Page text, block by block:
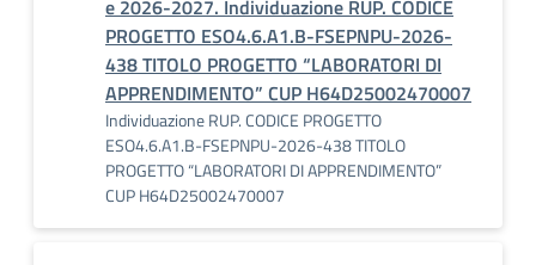
e 2026-2027. Individuazione RUP. CODICE
PROGETTO ESO4.6.A1.B-FSEPNPU-2026-
438 TITOLO PROGETTO “LABORATORI DI
APPRENDIMENTO” CUP H64D25002470007
Individuazione RUP. CODICE PROGETTO
ESO4.6.A1.B-FSEPNPU-2026-438 TITOLO
PROGETTO “LABORATORI DI APPRENDIMENTO”
CUP H64D25002470007